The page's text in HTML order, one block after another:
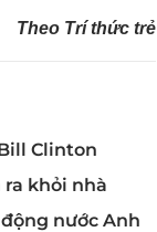
Theo Trí thức trẻ
Clinton
khỏi nhà
nước Anh